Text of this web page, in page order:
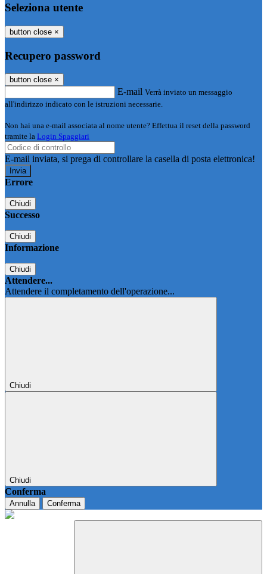
Seleziona utente
button close ×
Recupero password
button close ×
E-mail Verrà inviato un messaggio
all'indirizzo indicato con le istruzioni necessarie.
Non hai una e-mail associata al nome utente? Effettua il reset della password
tramite la Login Spaggiari
E-mail inviata, si prega di controllare la casella di posta elettronica!
Errore
Chiudi
Successo
Chiudi
Informazione
Chiudi
Attendere...
Attendere il completamento dell'operazione...
Chiudi
Chiudi
Conferma
Annulla Conferma